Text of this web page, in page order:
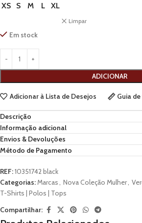
XS
S M L XL
Limpar
Em stock
ADICIONAR
Adicionar à Lista de Desejos Guia
Descrição
Informação adicional
Envios & Devoluções
Método de Pagamento
REF:10351742 black
Categorias:Marcas, Nova Coleção Mulher,
T-Shirts | Polos | Tops
Compartilhar: